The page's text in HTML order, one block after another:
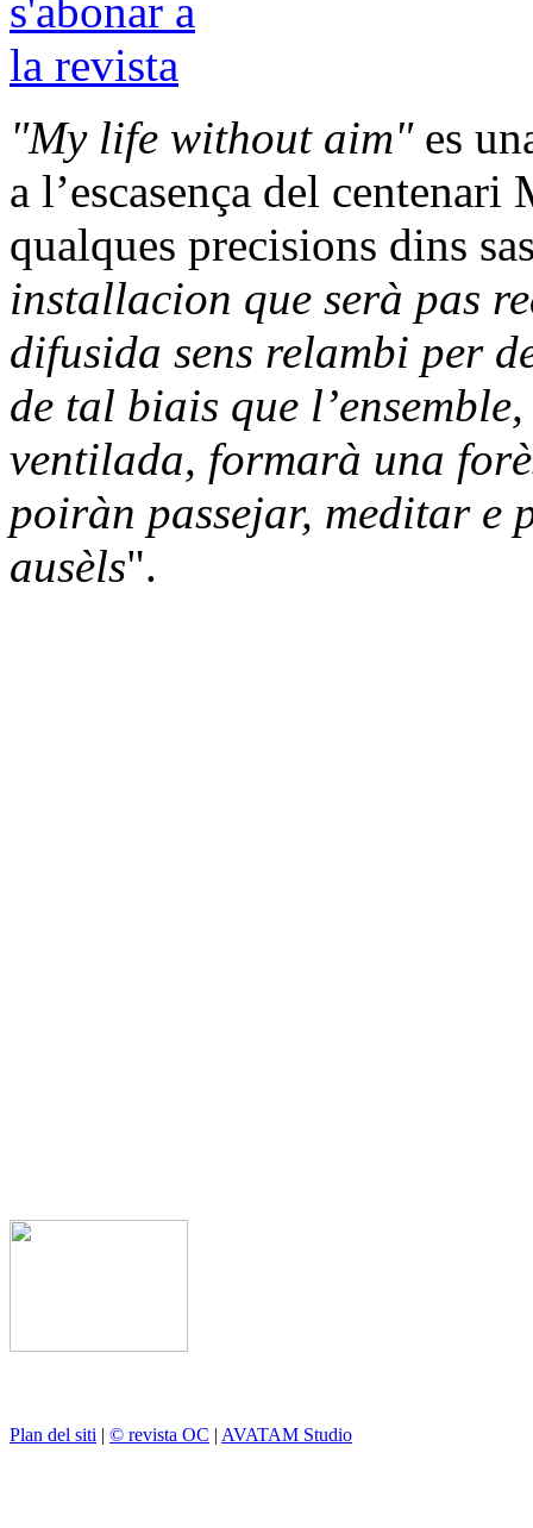
"My life without aim"es
a l’escasença del
qualques precisions dins
installacion que serà pas
difusida sens relambi per
de tal biais que
ventilada, formarà una
poiràn passejar, meditar e
ausèls".
Plan del siti | © revista OC | AVATAM Studio